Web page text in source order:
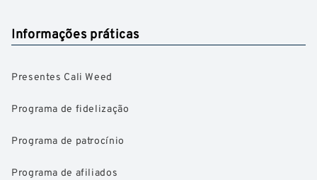
Informações práticas
Presentes Cali Weed
Programa de fidelização
Programa de patrocínio
Programa de afiliados